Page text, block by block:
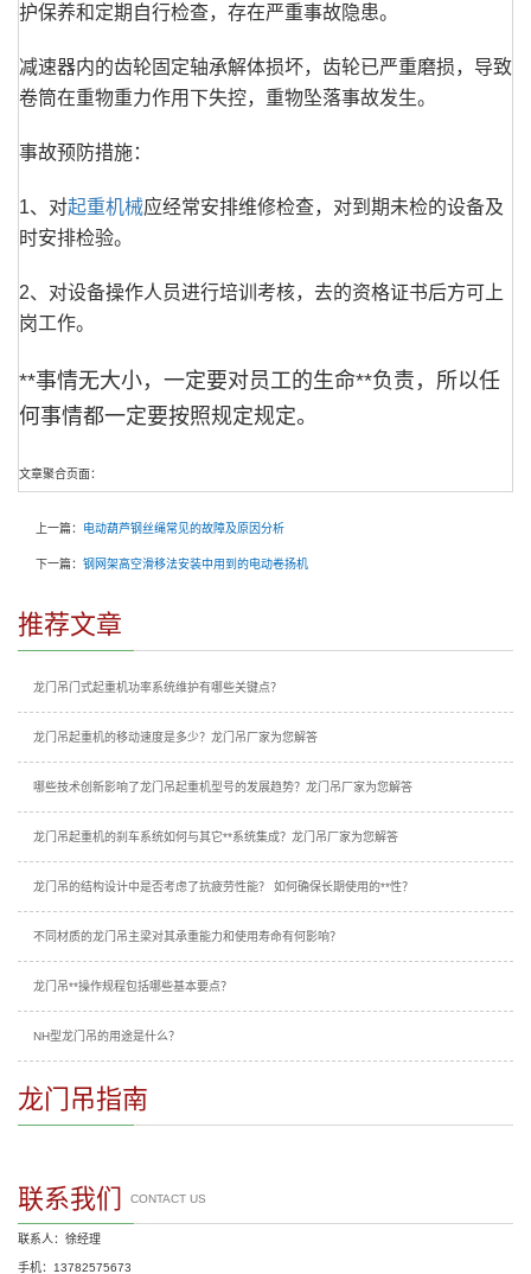
护保养和定期自行检查，存在严重事故隐患。
减速器内的齿轮固定轴承解体损坏，齿轮已严重磨损，导致
卷筒在重物重力作用下失控，重物坠落事故发生。
事故预防措施：
1、对起重机械应经常安排维修检查，对到期未检的设备及
时安排检验。
2、对设备操作人员进行培训考核，去的资格证书后方可上
岗工作。
**事情无大小，一定要对员工的生命**负责，所以任
何事情都一定要按照规定规定。
文章聚合页面：
上一篇： 电动葫芦钢丝绳常见的故障及原因分析
下一篇： 钢网架高空滑移法安装中用到的电动卷扬机
推荐文章
龙门吊门式起重机功率系统维护有哪些关键点？
龙门吊起重机的移动速度是多少？龙门吊厂家为您解答
哪些技术创新影响了龙门吊起重机型号的发展趋势？龙门吊厂家为您解答
龙门吊起重机的刹车系统如何与其它**系统集成？龙门吊厂家为您解答
龙门吊的结构设计中是否考虑了抗疲劳性能？ 如何确保长期使用的**性？
不同材质的龙门吊主梁对其承重能力和使用寿命有何影响？
龙门吊**操作规程包括哪些基本要点？
NH型龙门吊的用途是什么？
龙门吊指南
联系我们 CONTACT US
联系人：徐经理
手机：13782575673